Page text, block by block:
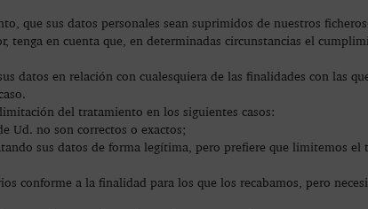
que sus datos personales sean suprimidos de nuestros
tenga en cuenta que, en determinadas circunstancias el
datos en relación con cualesquiera de las finalidades con las
del tratamiento en los siguientes casos:
Ud. no son correctos o exactos;
sus datos de forma legítima, pero prefiere que limitemos
conforme a la finalidad para los que los recabamos, pero